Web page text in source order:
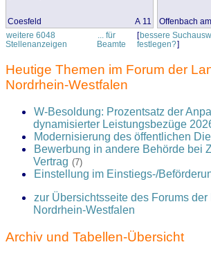
Coesfeld A 11 Offenbach
weitere 6048
Stellenanzeigen
... für
Beamte
[bessere
festlegen?]
Heutige Themen im Forum der
Nordrhein-Westfalen
W-Besoldung: Prozentsatz der
dynamisierter Leistungsbezüge
Modernisierung des öffentlichen
Bewerbung in andere Behörde bei
Vertrag (7)
Einstellung im Einstiegs-/
zur Übersichtsseite des Forums
Nordrhein-Westfalen
Archiv und Tabellen-Übersicht